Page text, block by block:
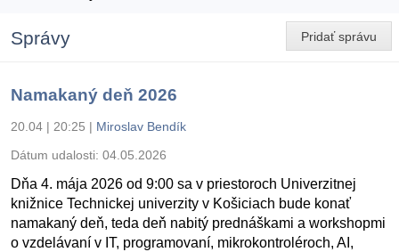
Pridať správu
Správy
Namakaný deň 2026
20.04 | 20:25 | Miroslav Bendík
Dátum udalosti: 04.05.2026
Dňa 4. mája 2026 od 9:00 sa v priestoroch Univerzitnej
knižnice Technickej univerzity v Košiciach bude konať
namakaný deň, teda deň nabitý prednáškami a workshopmi
o vzdelávaní v IT, programovaní, mikrokontroléroch, AI,